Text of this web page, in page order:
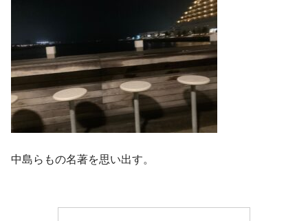
中島らもの名著を思い出す。